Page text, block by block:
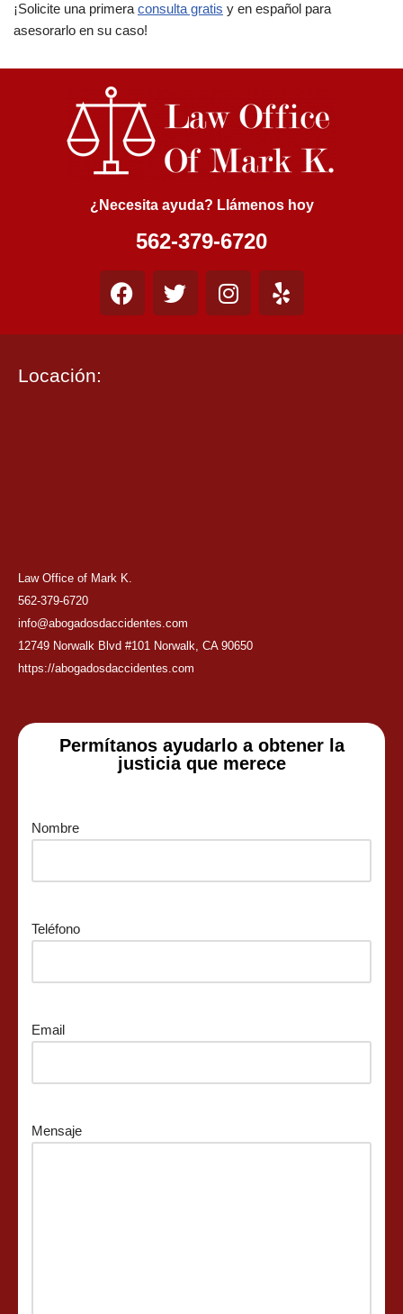
¡Solicite una primera consulta gratis y en español para
asesorarlo en su caso!
¿Necesita ayuda? Llámenos hoy
562-379-6720
Locación:
Law Office of Mark K.
562-379-6720
info@abogadosdaccidentes.com
12749 Norwalk Blvd #101 Norwalk, CA 90650
https://abogadosdaccidentes.com
Permítanos ayudarlo a obtener la
justicia que merece
Nombre
Teléfono
Email
Mensaje